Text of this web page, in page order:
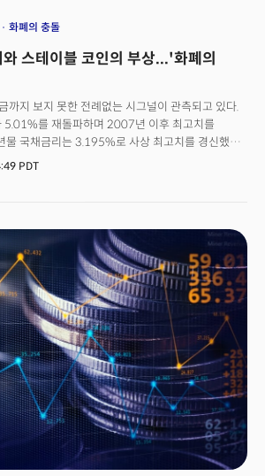
이다. 이는 장기적으로 시장 안정성에 긍정적
화폐의 충돌
스테이블 코인의 부상...'화폐의
까지 보지 못한 전례없는 시그널이 관측되고 있다.
5.01%를 재돌파하며 2007년 이후 최고치를
물 국채금리는 3.195%로 사상 최고치를 경신했다.
화의 속도, 즉 채권 가격의 하락 속도다. 일본
사의 국내 채권 미실현 손실은 1분기에만 150억
나 증가했다는 분석이다.문제는 미국와 일본,
선진국 채권시장의 붕괴가 단순히 금리 상승이
된 '대안정기(Great Moderation)' 시대의 종료를
는 점이다.
PDT